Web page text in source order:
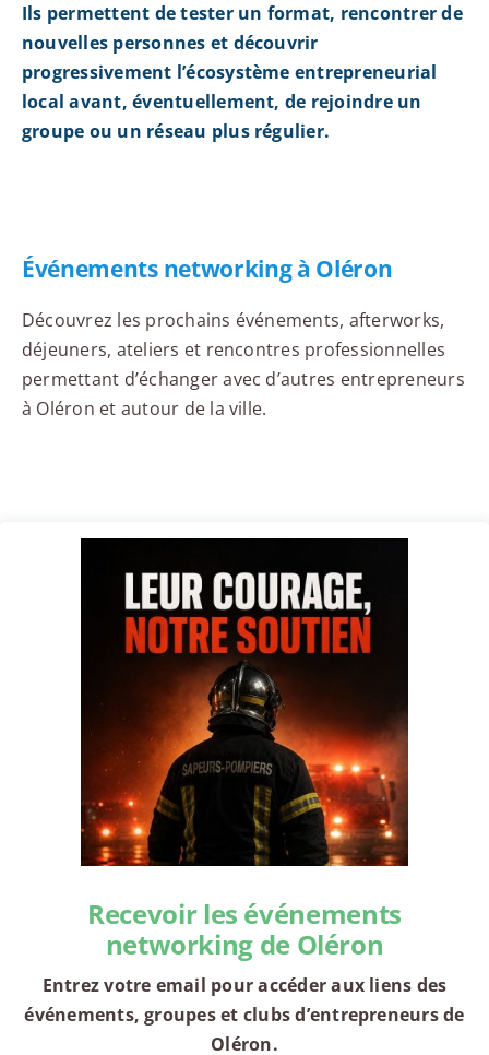
Ils permettent de tester un format, rencontrer de
nouvelles personnes et découvrir
progressivement l’écosystème entrepreneurial
local avant, éventuellement, de rejoindre un
groupe ou un réseau plus régulier.
Événements networking à Oléron
Découvrez les prochains événements, afterworks,
déjeuners, ateliers et rencontres professionnelles
permettant d’échanger avec d’autres entrepreneurs
à Oléron et autour de la ville.
Recevoir les événements
networking de Oléron
Entrez votre email pour accéder aux liens des
événements, groupes et clubs d’entrepreneurs de
Oléron.